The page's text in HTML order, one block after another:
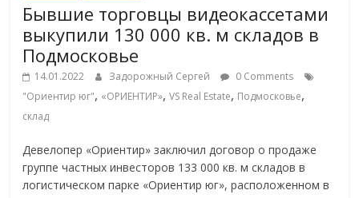
Бывшие торговцы видеокассетами
выкупили 130 000 кв. м складов в
Подмосковье
14.01.2022 Задорожный Сергей
0 Comments
"Ориентир юг", «ОРИЕНТИР»,VS Real Estate, Подмосковье,
склад
Девелопер «Ориентир» заключил договор о продаже
группе частных инвесторов 133 000 кв. м складов в
логистическом парке «Ориентир юг», расположенном в